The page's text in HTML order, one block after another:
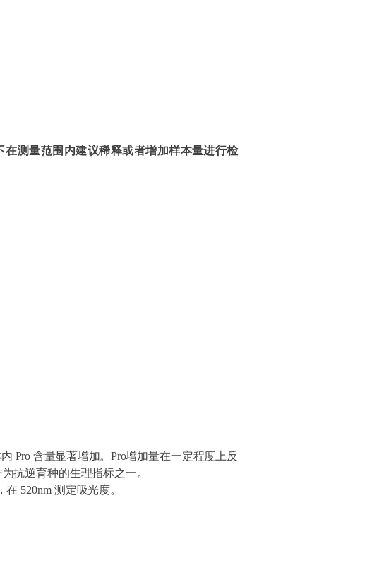
在测量范围内建议稀释或者增加样本量进行检
Pro 含量显著增加。Pro增加量在一定程度上反
抗逆育种的生理指标之一。
在 520nm 测定吸光度。